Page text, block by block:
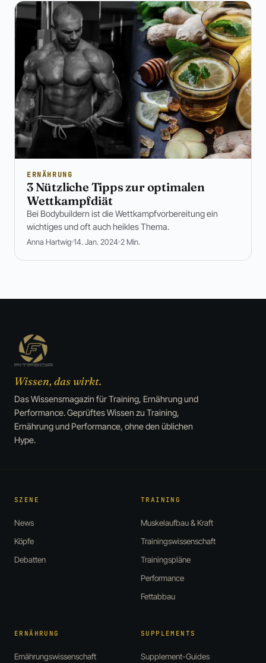
ERNÄHRUNG
3 Nützliche Tipps zur optimalen
Wettkampfdiät
Bei Bodybuildern ist die Wettkampfvorbereitung ein
wichtiges und oft auch heikles Thema.
Anna Hartwig 14. Jan. 2024 2 Min.
Wissen, das wirkt.
Das Wissensmagazin für Training, Ernährung und
Performance. Geprüftes Wissen zu Training,
Ernährung und Performance, ohne den üblichen
Hype.
SZENE
News
Köpfe
Debatten
TRAINING
Muskelaufbau & Kraft
Trainingswissenschaft
Trainingspläne
Performance
Fettabbau
ERNÄHRUNG
Ernährungswissenschaft
SUPPLEMENTS
Supplement-Guides